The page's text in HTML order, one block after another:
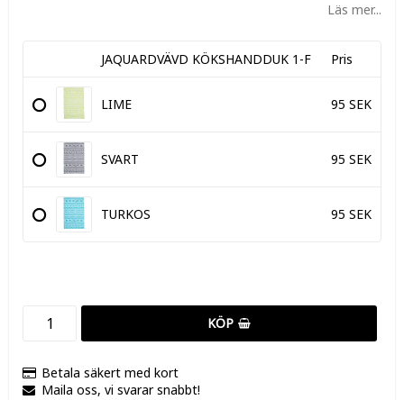
Läs mer...
JAQUARDVÄVD KÖKSHANDDUK 1-F Pris
LIME 95 SEK
SVART 95 SEK
TURKOS 95 SEK
KÖP
Betala säkert med kort
Maila oss, vi svarar snabbt!